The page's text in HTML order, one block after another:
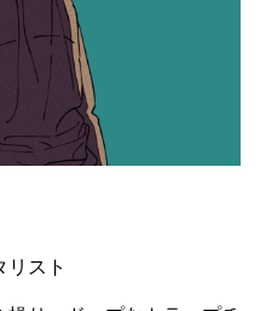
リスト